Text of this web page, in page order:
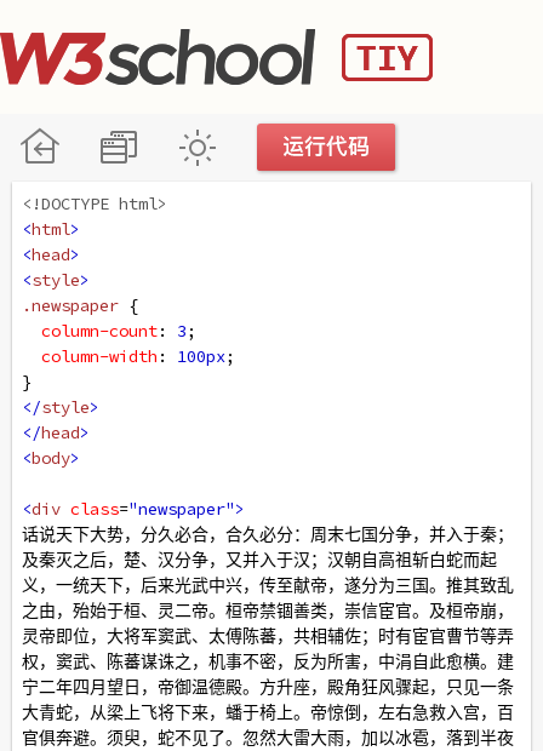
<!DOCTYPE html>
<html>
<head>
<style>
.newspaper {
column-count: 3;
column-width : 100px;
}
</style>
</head>
<body>
<div class="newspaper">
话说天下大势，分久必合，合久必分：周末七国分争，并入于秦；
及秦灭之后，楚、汉分争，又并入于汉；汉朝自高祖斩白蛇而起
义，一统天下，后来光武中兴，传至献帝，遂分为三国。推其致乱
之由，殆始于桓、灵二帝。桓帝禁锢善类，崇信宦官。及桓帝崩，
灵帝即位，大将军窦武、太傅陈蕃，共相辅佐；时有宦官曹节等弄
权，窦武、陈蕃谋诛之，机事不密，反为所害，中涓自此愈横。建
宁二年四月望日，帝御温德殿。方升座，殿角狂风骤起，只见一条
大青蛇，从梁上飞将下来，蟠于椅上。帝惊倒，左右急救入宫，百
官俱奔避。须臾，蛇不见了。忽然大雷大雨，加以冰雹，落到半夜